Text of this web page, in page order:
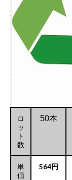
ロ
ッ
ト
数
50本
単
価
564円